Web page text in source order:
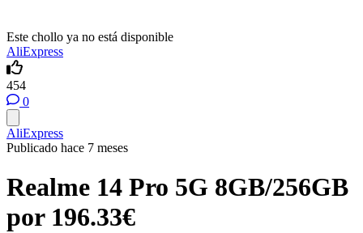
Este chollo ya no está disponible
AliExpress
454
0
AliExpress
Publicado hace 7 meses
Realme 14 Pro 5G 8GB/256GB
por 196.33€